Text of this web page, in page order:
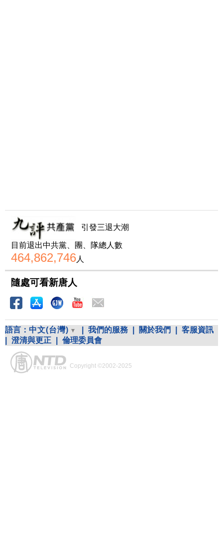
引發三退大潮
目前退出中共黨、團、隊總人數
464,862,746人
隨處可看新唐人
語言： 中文(台灣) 我們的服務 關於我們
客服資訊
澄清與更正 倫理委員會
Copyright ©2002-2025